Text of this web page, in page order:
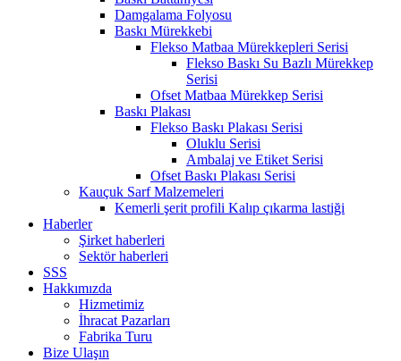
Damgalama Folyosu
Baskı Mürekkebi
Flekso Matbaa Mürekkepleri Serisi
Flekso Baskı Su Bazlı Mürekkep
Serisi
Ofset Matbaa Mürekkep Serisi
Baskı Plakası
Flekso Baskı Plakası Serisi
Oluklu Serisi
Ambalaj ve Etiket Serisi
Ofset Baskı Plakası Serisi
Kauçuk Sarf Malzemeleri
Kemerli şerit profili Kalıp çıkarma lastiği
Haberler
Şirket haberleri
Sektör haberleri
SSS
Hakkımızda
Hizmetimiz
İhracat Pazarları
Fabrika Turu
Bize Ulaşın